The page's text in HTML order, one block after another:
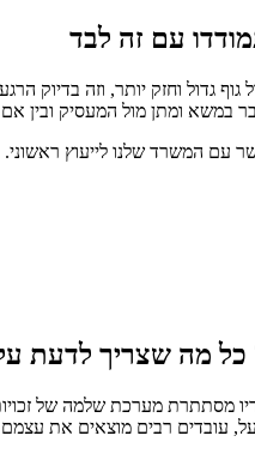
עם זה לבד
וחזק יותר, וזה בדיוק
במשא ומתן מול המעסיק ובין
שלנו לייעוץ ראשוני.
כל מה שצריך לדעת
מסתתרת מערכת שלמה של
בפועל, עובדים רבים מוצאים